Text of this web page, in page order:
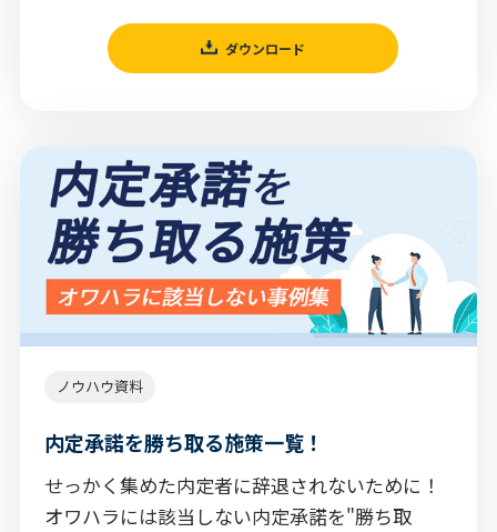
ダウンロード
ノウハウ資料
内定承諾を勝ち取る施策一覧！
せっかく集めた内定者に辞退されないために！
オワハラには該当しない内定承諾を"勝ち取